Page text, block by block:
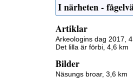
I närheten -
Artiklar
Arkeologins dag 2017,
Det lilla är förbi, 4,6 km
Bilder
Näsungs broar, 3,6 km